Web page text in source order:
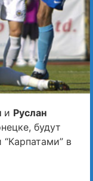
и Руслан
будут
в